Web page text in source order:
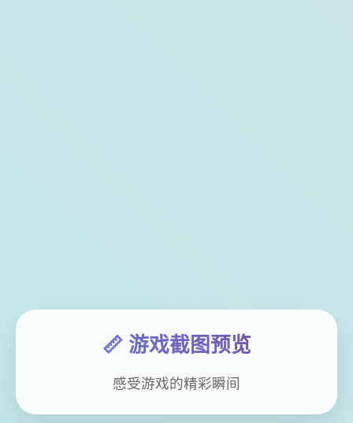
📏 游戏截图预览
感受游戏的精彩瞬间